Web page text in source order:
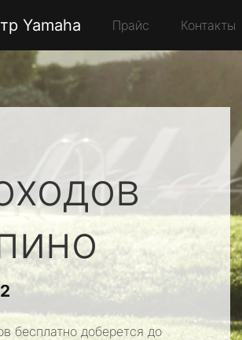
Yamaha Прайс Контакты
бесплатно доберется до